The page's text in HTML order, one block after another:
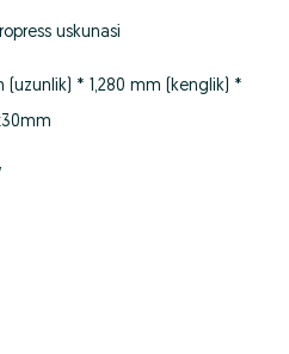
uskunasi
* 1,280 mm (kenglik) *
paddon, 120-180 dona/soat
paddon, 480 dona/soat